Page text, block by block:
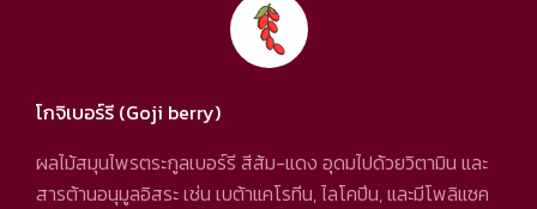
โกจิเบอร์รี (Goji berry)
ผลไม้สมุนไพรตระกูลเบอร์รี สีส้ม-แดง อุดมไปด้วยวิตามิน และ
สารต้านอนุมูลอิสระ เช่น เบต้าแคโรทีน, ไลโคปีน, และมีโพลิแซค